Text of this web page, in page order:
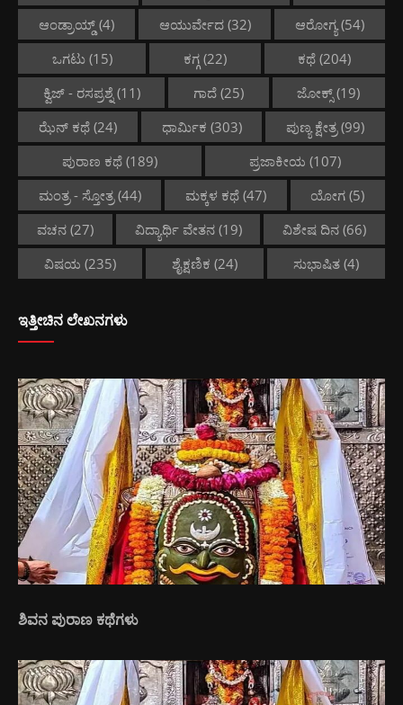
ಆಂಡ್ರಾಯ್ಡ್(4) ಆಯುರ್ವೇದ(32) ಆರೋಗ್ಯ (54)
ಒಗಟು(15) ಕಗ್ಗ(22) ಕಥೆ (204)
ಕ್ವಿಜ್ - ರಸಪ್ರಶ್ನೆ (11) ಗಾದೆ(25) ಜೋಕ್ಸ್ (19)
ಝೆನ್ ಕಥೆ(24) ಧಾರ್ಮಿಕ (303) ಪುಣ್ಯ ಕ್ಷೇತ್ರ(99)
ಪುರಾಣ ಕಥೆ (189) ಪ್ರಜಾಕೀಯ (107)
ಮಂತ್ರ - ಸ್ತೋತ್ರ(44) ಮಕ್ಕಳ ಕಥೆ(47) ಯೋಗ (5)
ವಚನ(27) ವಿದ್ಯಾರ್ಥಿ ವೇತನ(19) ವಿಶೇಷ ದಿನ (66)
ವಿಷಯ (235) ಶೈಕ್ಷಣಿಕ (24) ಸುಭಾಷಿತ (4)
ಇತ್ತೀಚಿನ ಲೇಖನಗಳು
ಶಿವನ ಪುರಾಣ ಕಥೆಗಳು